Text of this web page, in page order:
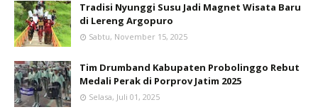
Tradisi Nyunggi Susu Jadi Magnet Wisata Baru
di Lereng Argopuro
Sabtu, November 15, 2025
Tim Drumband Kabupaten Probolinggo Rebut
Medali Perak di Porprov Jatim 2025
Selasa, Juli 01, 2025